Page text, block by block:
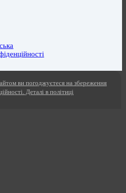
ви погоджуєтеся на збереження
Деталі в політиці